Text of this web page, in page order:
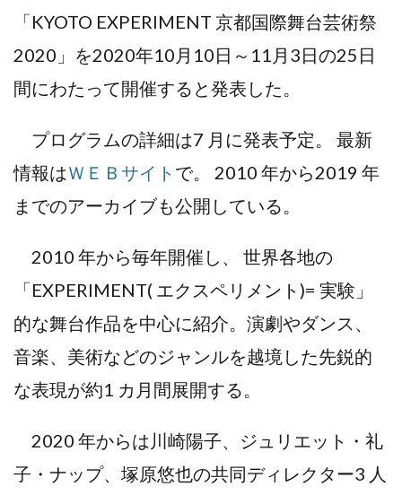
「KYOTO EXPERIMENT 京都国際舞台芸術祭
2020」を2020年10月10日～11月3日の25日
間にわたって開催すると発表した。
プログラムの詳細は7 月に発表予定。 最新
情報はＷＥＢサイト で。 2010 年から2019 年
までのアーカイブも公開している。
2010 年から毎年開催し、 世界各地の
「EXPERIMENT( エクスペリメント)= 実験」
的な舞台作品を中心に紹介。演劇やダンス、
音楽、美術などのジャンルを越境した先鋭的
な表現が約1 カ月間展開する。
2020 年からは川崎陽子、ジュリエット・礼
子・ナップ、塚原悠也の共同ディレクター3 人